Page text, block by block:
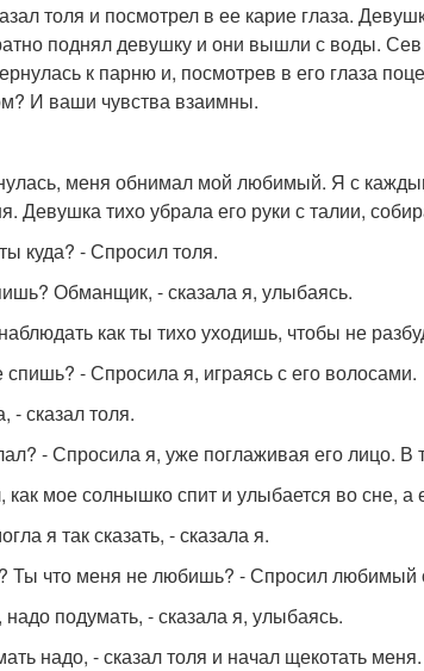
толя и посмотрел в ее карие глаза.
поднял девушку и они вышли с воды.
к парню и, посмотрев в его глаза
И ваши чувства взаимны.
меня обнимал мой любимый. Я с
Девушка тихо убрала его руки с талии,
куда? - Спросил толя.
Обманщик, - сказала я, улыбаясь.
как ты тихо уходишь, чтобы не
- Спросила я, играясь с его волосами.
- сказал толя.
- Спросила я, уже поглаживая его лицо. В
мое солнышко спит и улыбается во сне, а
я так сказать, - сказала я.
Ты что меня не любишь? - Спросил любимый
подумать, - сказала я, улыбаясь.
надо, - сказал толя и начал щекотать